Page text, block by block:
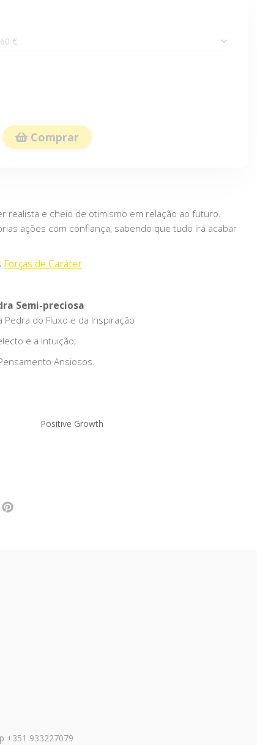
Comprar
realista e cheio de otimismo em relação ao futuro.
ações com confiança, sabendo que tudo irá acabar
Forças de Caráter
Semi-preciosa
Pedra do Fluxo e da Inspiração
e a Intuição;
Ansiosos.
Positive Growth
+351 933227079